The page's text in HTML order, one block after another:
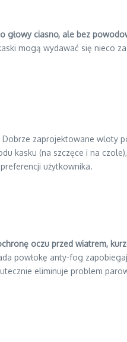
głowy ciasno, ale bez
mogą wydawać się nieco
zaprojektowane wloty
kasku (na szczęce i na
użytkownika.
oczu przed wiatrem,
powłokę anty-fog
eliminuje problem